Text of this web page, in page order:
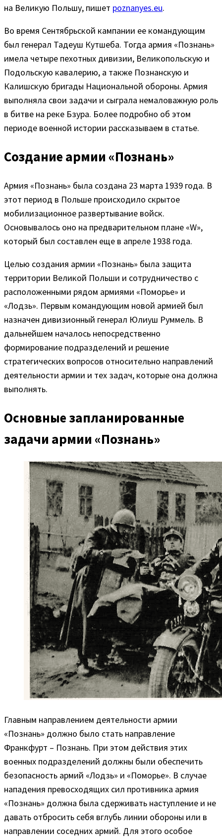
на Великую Польшу, пишет poznanyes.eu.
Во время Сентябрьской кампании ее командующим
был генерал Тадеуш Кутшеба. Тогда армия «Познань»
имела четыре пехотных дивизии, Великопольскую и
Подольскую кавалерию, а также Познанскую и
Калишскую бригады Национальной обороны. Армия
выполняла свои задачи и сыграла немаловажную роль
в битве на реке Бзура. Более подробно об этом
периоде военной истории рассказываем в статье.
Создание армии «Познань»
Армия «Познань» была создана 23 марта 1939 года. В
этот период в Польше происходило скрытое
мобилизационное развертывание войск.
Основывалось оно на предварительном плане «W»,
который был составлен еще в апреле 1938 года.
Целью создания армии «Познань» была защита
территории Великой Польши и сотрудничество с
расположенными рядом армиями «Поморье» и
«Лодзь». Первым командующим новой армией был
назначен дивизионный генерал Юлиуш Руммель. В
дальнейшем началось непосредственно
формирование подразделений и решение
стратегических вопросов относительно направлений
деятельности армии и тех задач, которые она должна
выполнять.
Основные запланированные
задачи армии «Познань»
Главным направлением деятельности армии
«Познань» должно было стать направление
Франкфурт – Познань. При этом действия этих
военных подразделений должны были обеспечить
безопасность армий «Лодзь» и «Поморье». В случае
нападения превосходящих сил противника армия
«Познань» должна была сдерживать наступление и не
давать отбросить себя вглубь линии обороны или в
направлении соседних армий. Для этого особое